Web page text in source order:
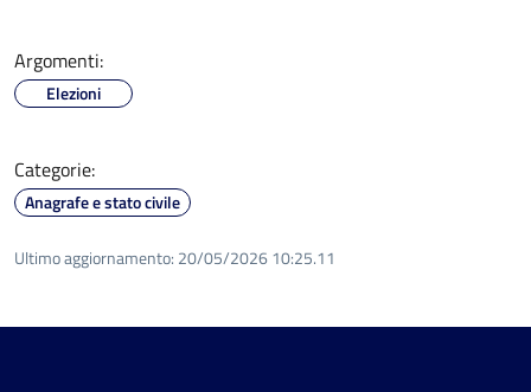
Argomenti:
Elezioni
Categorie:
Anagrafe e stato civile
Ultimo aggiornamento: 20/05/2026 10:25.11